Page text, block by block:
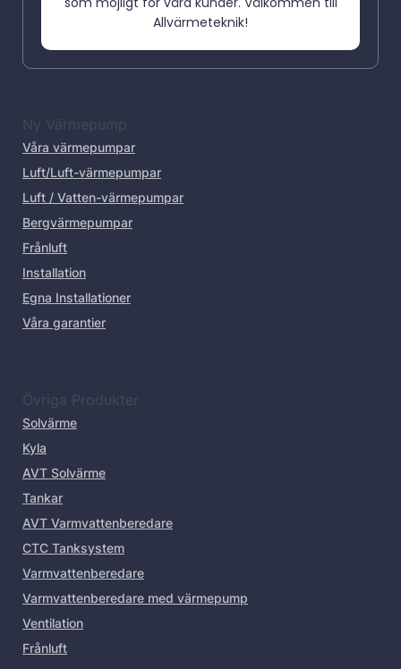
Allvärmeteknik!
Ny Värmepump
Våra värmepumpar
Luft/Luft-värmepumpar
Luft / Vatten-värmepumpar
Bergvärmepumpar
Frånluft
Installation
Egna Installationer
Våra garantier
Övriga Produkter
Solvärme
Kyla
AVT Solvärme
Tankar
AVT Varmvattenberedare
CTC Tanksystem
Varmvattenberedare
Varmvattenberedare med värmepump
Ventilation
Frånluft